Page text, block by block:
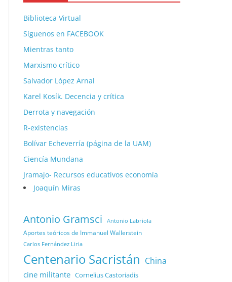
Biblioteca Virtual
Síguenos en FACEBOOK
Mientras tanto
Marxismo crítico
Salvador López Arnal
Karel Kosík. Decencia y crítica
Derrota y navegación
R-existencias
Bolívar Echeverría (página de la UAM)
Ciencía Mundana
Jramajo- Recursos educativos economía
Joaquín Miras
Antonio Gramsci Antonio Labriola
Aportes teóricos de Immanuel Wallerstein
Carlos Fernández Liria
Centenario Sacristán China
cine militante Cornelius Castoriadis